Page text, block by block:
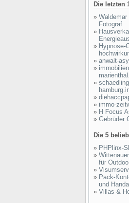
Die letzten
»
Fotograf
»
» Hypnose-
» anwalt-
»
»
»
» immo-
» H Focus
» Gebrüder
Die 5
» PHPlinx-
»
für
»
» Pack-
und
» Villas &